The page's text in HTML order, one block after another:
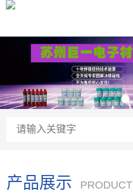
产品展示